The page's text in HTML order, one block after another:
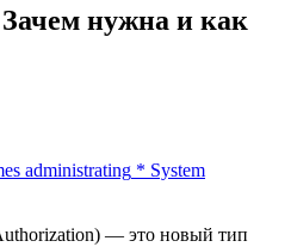
нужна и как
administrating * System
— это новый тип